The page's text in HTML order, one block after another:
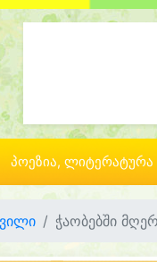
პოეზია, ლიტერატურა
ჭაობებში